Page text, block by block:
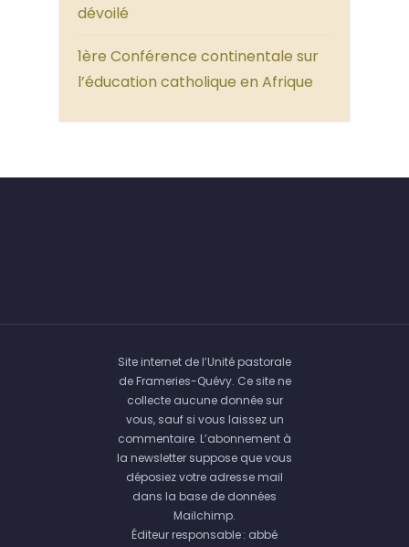
dévoilé
1ère Conférence continentale sur
l’éducation catholique en Afrique
Site internet de l’Unité pastorale
de Frameries-Quévy. Ce site ne
collecte aucune donnée sur
vous, sauf si vous laissez un
commentaire. L’abonnement à
la newsletter suppose que vous
déposiez votre adresse mail
dans la base de données
Mailchimp.
Éditeur responsable : abbé